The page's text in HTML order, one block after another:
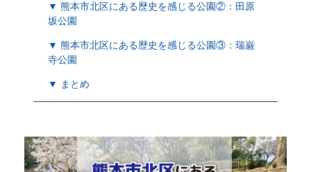
▼ 熊本市北区にある歴史を感じる公園②：田原
坂公園
▼ 熊本市北区にある歴史を感じる公園③：瑞巌
寺公園
▼ まとめ